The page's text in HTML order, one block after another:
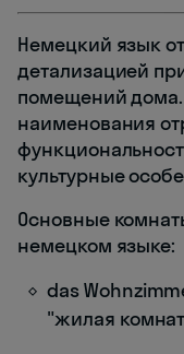
Немецкий язык
детализацией
помещений дома.
наименования
культурные
Основные
немецком языке:
das
"жилая